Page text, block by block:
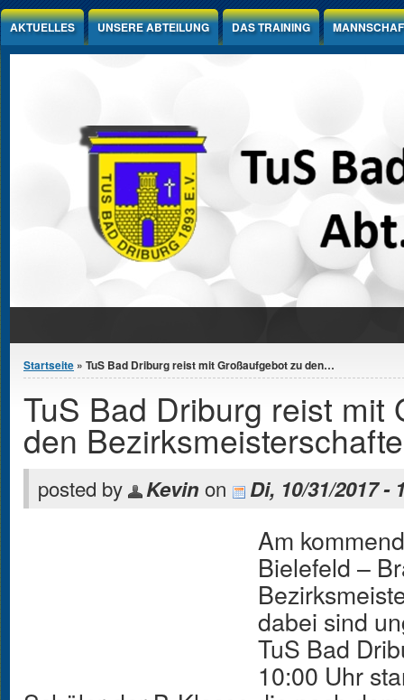
Jump to Content
AKTUELLES UNSERE ABTEILUNG DAS TRAINING
Sie sind hier
Startseite » TuS Bad Driburg reist mit Großaufgebot zu den…
TuS Bad Driburg reist mit
den
posted by Kevin on Di, 10/31/2017 -
Am
Bielefeld –
dabei sind
TuS Bad
10:00 Uhr